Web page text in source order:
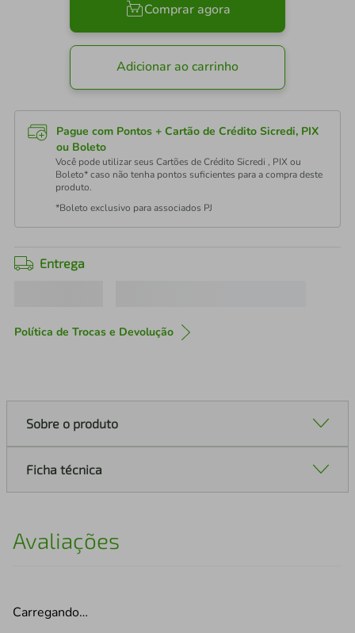
Comprar agora
Adicionar ao carrinho
Pague com Pontos + Cartão de Crédito Sicredi, PIX
ou Boleto
Você pode utilizar seus Cartões de Crédito Sicredi , PIX ou
Boleto* caso não tenha pontos suficientes para a compra deste
produto.
*Boleto exclusivo para associados PJ
Entrega
Política de Trocas e Devolução
Sobre o produto
Ficha técnica
Avaliações
Carregando…